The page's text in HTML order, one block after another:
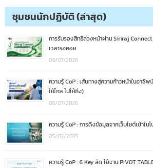
ชุมชนนักปฏิบัติ (ล่าสุด)
การรับรองสิทธิล่วงหน้าผ่าน Siriraj Connect
เวลารอคอย
09/07/2026
ความรู้ CoP : เส้นทางสู่ความก้าวหน้าในอาชี
ให้ไกล ไปให้ถึง)
06/07/2026
ความรู้ CoP : การดึงข้อมูลจากเว็บไซต์เข้าใ
05/02/2025
ความรู้ CoP : 6 Key ลัด ใช้งาน PIVOT